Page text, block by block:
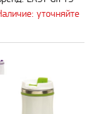
уточняйте